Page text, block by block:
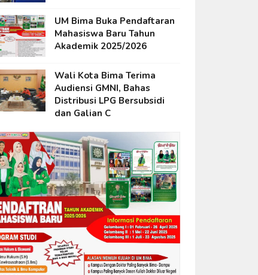
UM Bima Buka Pendaftaran
Mahasiswa Baru Tahun
Akademik 2025/2026
Wali Kota Bima Terima
Audiensi GMNI, Bahas
Distribusi LPG Bersubsidi
dan Galian C